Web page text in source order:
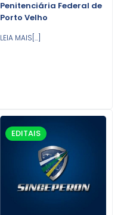
Penitenciária Federal de
Porto Velho
LEIA MAIS[...]
EDITAIS